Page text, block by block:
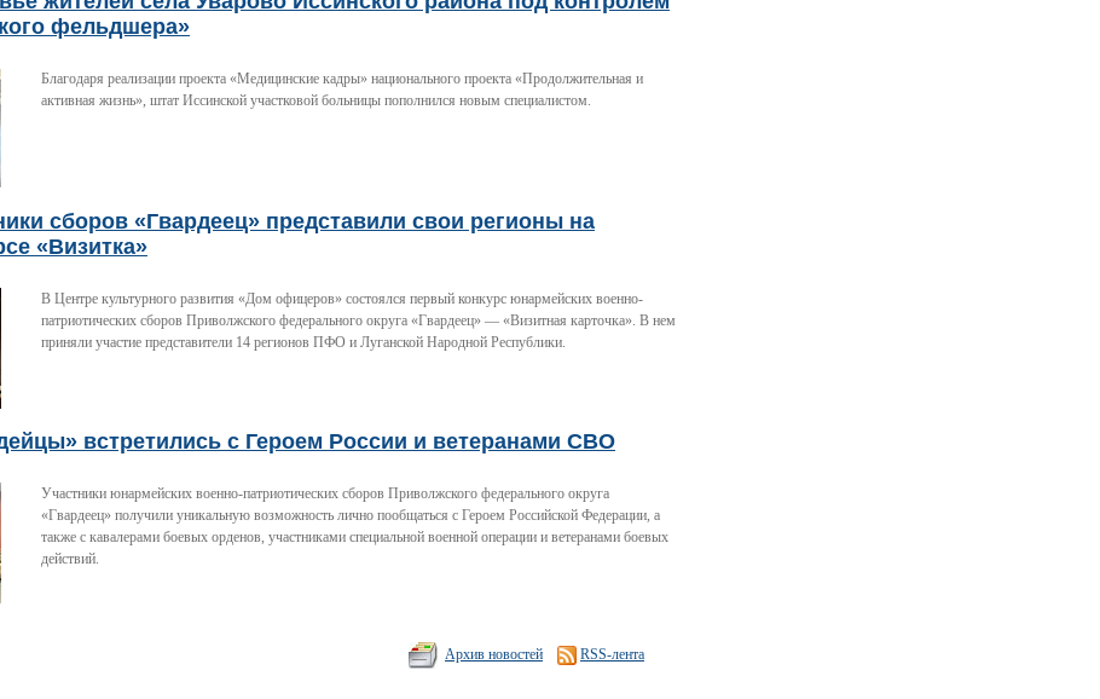
фельдшера»
Благодаря реализации проекта «Медицинские кадры» национального проекта «Продолжительная и
активная жизнь», штат Иссинской участковой больницы пополнился новым специалистом.
сборов «Гвардеец» представили свои регионы на
«Визитка»
В Центре культурного развития «Дом офицеров» состоялся первый конкурс юнармейских военно-
патриотических сборов Приволжского федерального округа «Гвардеец» — «Визитная карточка». В нем
приняли участие представители 14 регионов ПФО и Луганской Народной Республики.
встретились с Героем России и ветеранами СВО
Участники юнармейских военно-патриотических сборов Приволжского федерального округа
«Гвардеец» получили уникальную возможность лично пообщаться с Героем Российской Федерации, а
также с кавалерами боевых орденов, участниками специальной военной операции и ветеранами боевых
действий.
Архив новостей RSS-лента